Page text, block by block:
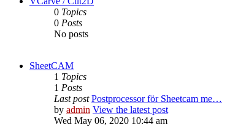
0 Topics
0 Posts
No posts
SheetCAM
1 Topics
1 Posts
Last post Postprocessor för Sheetcam me…
by admin View the latest post
Wed May 06, 2020 10:44 am